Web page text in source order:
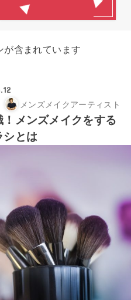
含まれています
メンズメイクアーティスト
メンズメイクをする
シとは